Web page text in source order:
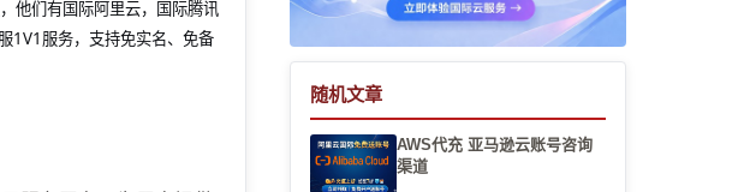
他们有国际阿里云，国际腾讯
1V1服务，支持免实名、免备
随机文章
AWS代充 亚马逊云账号咨询
渠道